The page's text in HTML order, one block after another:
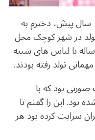
آخرین باری که ایران بودم حوالی ۱۵ سال پیش، دخترم به
در شهر کوچک محل
دعوت شدند. هر دو دختر ۷ ساله با لباس های شبیه
تولد رفته بودند.
بود که با
بود. این را گفتم تا
سرایت کرده بود هر